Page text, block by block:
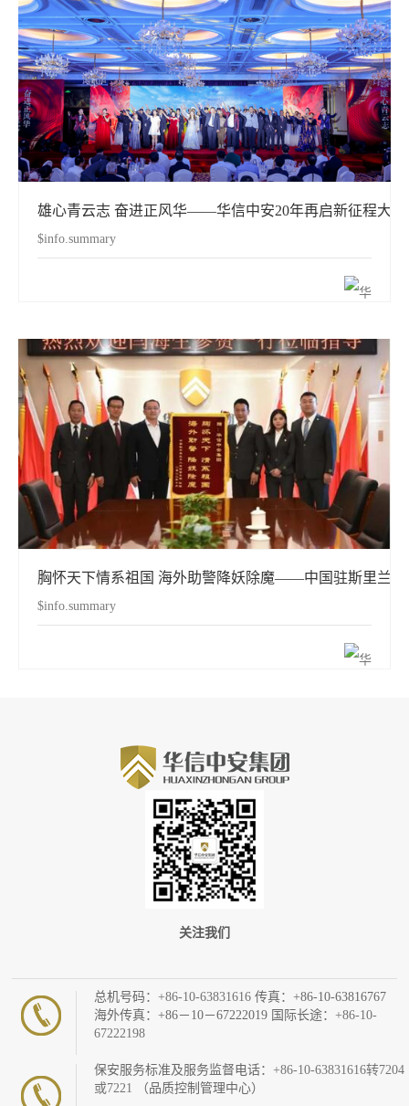
雄心青云志 奋进正风华——华信中安20年再启新征程大会
$info.summary
胸怀天下情系祖国 海外助警降妖除魔——中国驻斯里兰
$info.summary
关注我们
总机号码：+86-10-63831616传真：+86-10-63816767
海外传真：+86－10－67222019 国际长途：+86-10-
67222198
保安服务标准及服务监督电话：+86-10-63831616转7204
或7221
（品质控制管理中心）